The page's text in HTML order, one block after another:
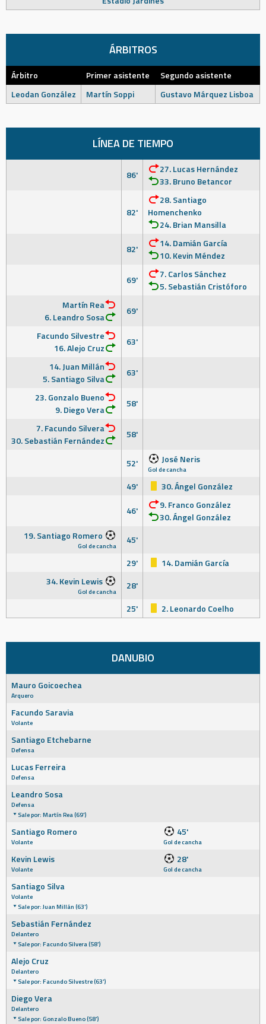
ÁRBITROS
Árbitro Primer asistente
Segundo asistente
Leodan González
Martín Soppi Gustavo Márquez Lisboa
LÍNEA DE TIEMPO
86'
27. Lucas Hernández
33. Bruno Betancor
82'
28. Santiago
Homenchenko
24. Brian Mansilla
82'
14. Damián García
10. Kevin Méndez
69'
7. Carlos Sánchez
5. Sebastián Cristóforo
Martín Rea
6. Leandro Sosa
69'
Facundo Silvestre
16. Alejo Cruz
63'
14. Juan Millán
5. Santiago Silva
63'
23. Gonzalo Bueno
9. Diego Vera
58'
7. Facundo Silvera
30. Sebastián Fernández
58'
52' José Neris
Gol de cancha
49'
30. Ángel González
46'
9. Franco González
30. Ángel González
19. Santiago Romero
Gol de cancha
45'
29'
14. Damián García
34. Kevin Lewis
Gol de cancha
28'
25'
2. Leonardo Coelho
DANUBIO
Mauro Goicoechea
Arquero
Facundo Saravia
Volante
Santiago Etchebarne
Defensa
Lucas Ferreira
Defensa
Leandro Sosa
Defensa
Sale por: Martín Rea (69')
Santiago Romero
Volante
45'
Gol de cancha
Kevin Lewis
Volante
28'
Gol de cancha
Santiago Silva
Volante
Sale por: Juan Millán (63')
Sebastián Fernández
Delantero
Sale por: Facundo Silvera (58')
Alejo Cruz
Delantero
Sale por: Facundo Silvestre (63')
Diego Vera
Delantero
Sale por: Gonzalo Bueno (58')